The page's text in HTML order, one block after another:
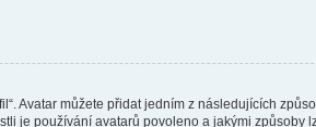
Avatar můžete přidat jedním z následujících
je používání avatarů povoleno a jakými způsoby